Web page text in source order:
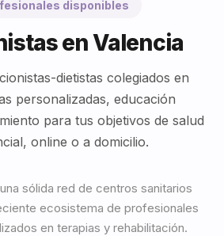
disponibles
en Valencia
dietistas colegiados en
personalizadas, educación
para tus objetivos de salud
online o a domicilio.
sólida red de centros sanitarios
ecosistema de profesionales
en terapias y rehabilitación.